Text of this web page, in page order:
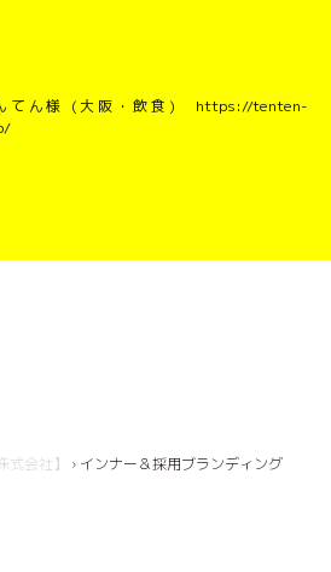
てん様 (大阪・飲食) https://tenten-
式会社】 › インナー＆採用ブランディング